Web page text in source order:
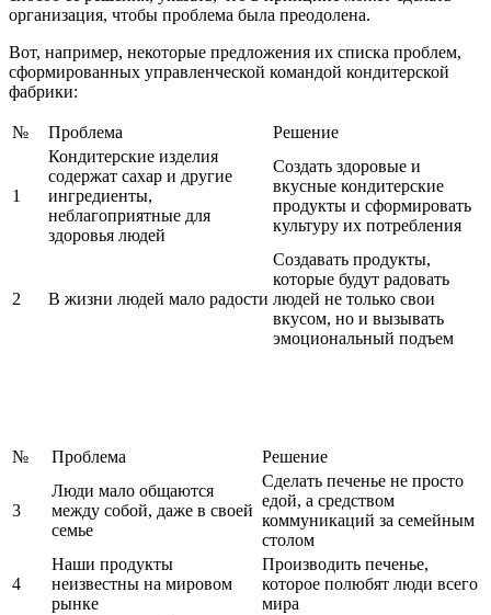
организация, чтобы проблема была преодолена.
Вот, например, некоторые предложения их списка проблем,
сформированных управленческой командой кондитерской
фабрики:
№ Проблема Решение
1
Кондитерские изделия
содержат сахар и другие
ингредиенты,
неблагоприятные для
здоровья людей
Создать здоровые и
вкусные кондитерские
продукты и сформировать
культуру их потребления
2 В жизни людей мало радости
Создавать продукты,
которые будут радовать
людей не только свои
вкусом, но и вызывать
эмоциональный подъем
№ Проблема Решение
3
Люди мало общаются
между собой, даже в своей
семье
Сделать печенье не просто
едой, а средством
коммуникаций за семейным
столом
4
Наши продукты
неизвестны на мировом
рынке
Производить печенье,
которое полюбят люди всего
мира